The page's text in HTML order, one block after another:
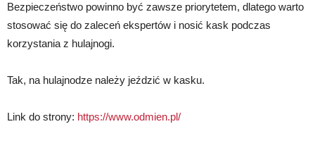
Bezpieczeństwo powinno być zawsze priorytetem, dlatego warto
stosować się do zaleceń ekspertów i nosić kask podczas
korzystania z hulajnogi.
Tak, na hulajnodze należy jeździć w kasku.
Link do strony: https://www.odmien.pl/